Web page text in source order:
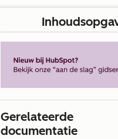
Gerelateerde
documentatie